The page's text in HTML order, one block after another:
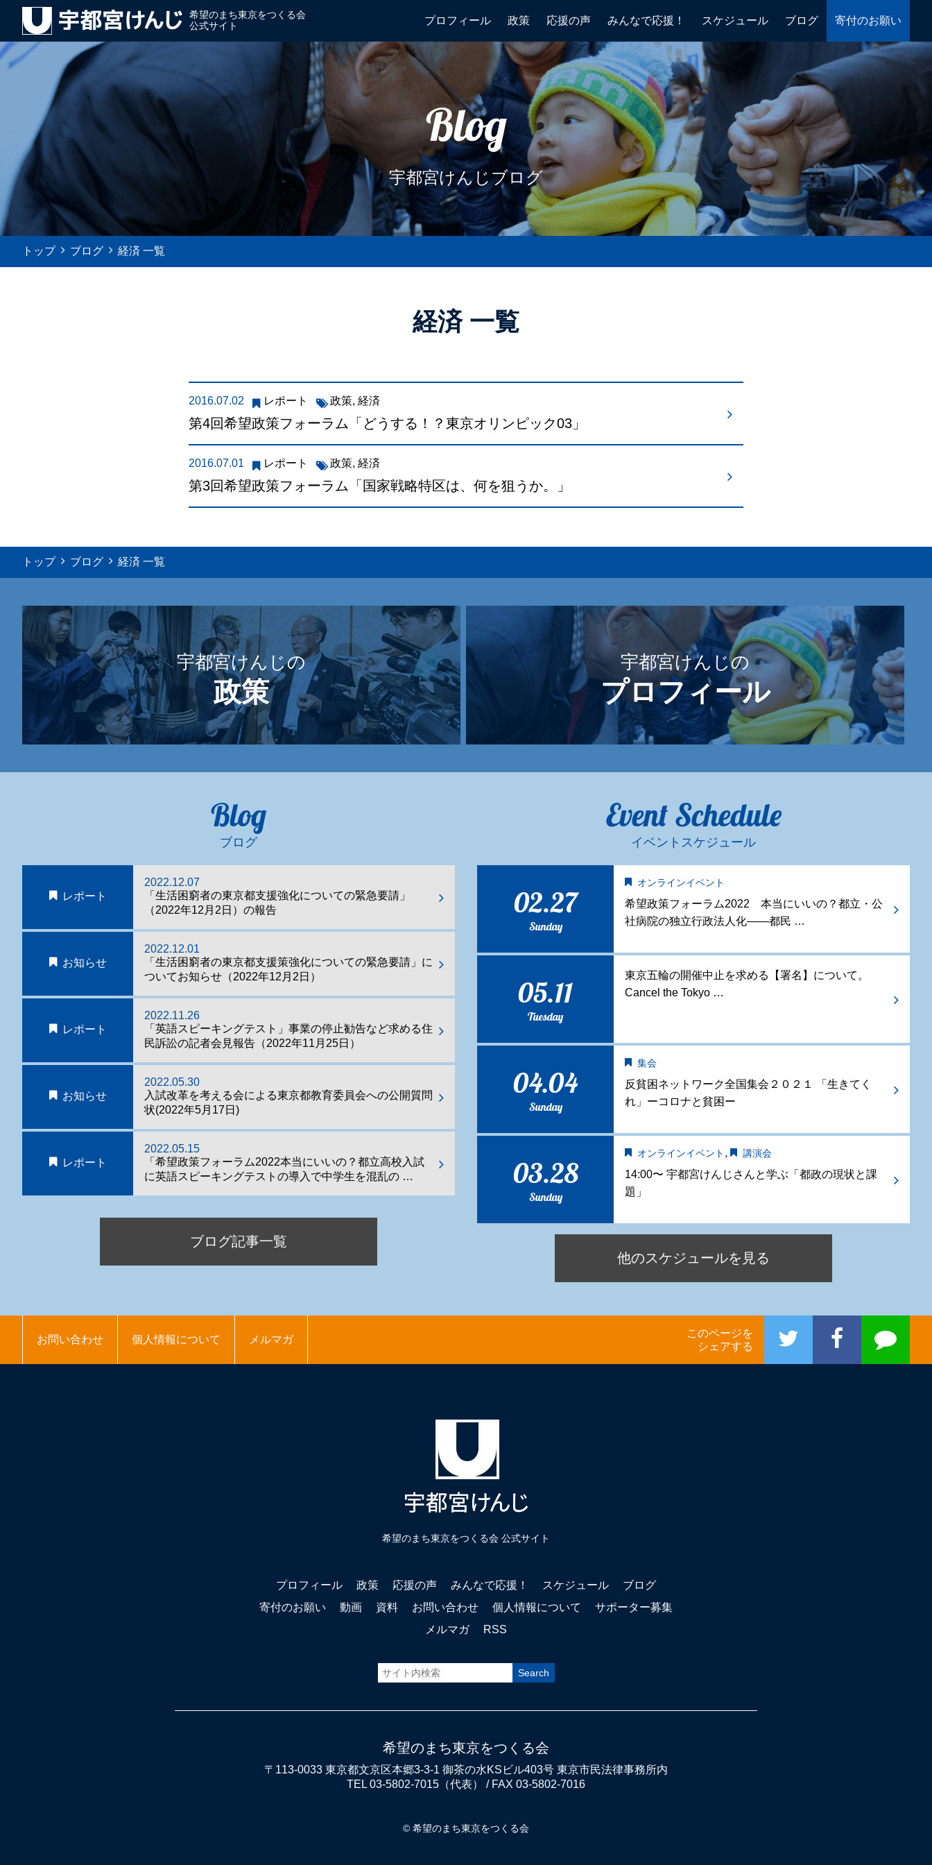
希望のまち東京をつくる会
公式サイト
プロフィール 政策 応援の声 みんなで応援！ スケジュール ブログ 寄付のお願い
Blog
宇都宮けんじブログ
トップ ブログ 経済 一覧
経済 一覧
2016.07.02 レポート 政策, 経済
第4回希望政策フォーラム「どうする！？東京オリンピック03」
2016.07.01 レポート 政策, 経済
第3回希望政策フォーラム「国家戦略特区は、何を狙うか。」
トップ ブログ 経済 一覧
宇都宮けんじの
政策
宇都宮けんじの
プロフィール
Blog
ブログ
レポート
2022.12.07
「生活困窮者の東京都支援強化についての緊急要請」
（2022年12月2日）の報告
お知らせ
2022.12.01
「生活困窮者の東京都支援策強化についての緊急要請」に
ついてお知らせ（2022年12月2日）
レポート
2022.11.26
「英語スピーキングテスト」事業の停止勧告など求める住
民訴訟の記者会見報告（2022年11月25日）
お知らせ
2022.05.30
入試改革を考える会による東京都教育委員会への公開質問
状(2022年5月17日)
レポート
2022.05.15
「希望政策フォーラム2022本当にいいの？都立高校入試
に英語スピーキングテストの導入で中学生を混乱の …
ブログ記事一覧
Event Schedule
イベントスケジュール
02.27
Sunday
オンラインイベント
希望政策フォーラム2022 本当にいいの？都立・公
社病院の独立行政法人化——都民 …
05.11
Tuesday
東京五輪の開催中止を求める【署名】について。
Cancel the Tokyo …
04.04
Sunday
集会
反貧困ネットワーク全国集会２０２１ 「生きてく
れ」ーコロナと貧困ー
03.28
Sunday
オンラインイベント , 講演会
14:00〜 宇都宮けんじさんと学ぶ「都政の現状と課
題」
他のスケジュールを見る
お問い合わせ 個人情報について メルマガ
このページを
シェアする
希望のまち東京をつくる会 公式サイト
プロフィール 政策 応援の声 みんなで応援！ スケジュール
ブログ
寄付のお願い
動画 資料 お問い合わせ 個人情報について
サポーター募集
メルマガ
RSS
希望のまち東京をつくる会
〒113-0033 東京都文京区本郷3-3-1 御茶の水KSビル403号 東京市民法律事務所内
TEL 03-5802-7015（代表） / FAX 03-5802-7016
© 希望のまち東京をつくる会